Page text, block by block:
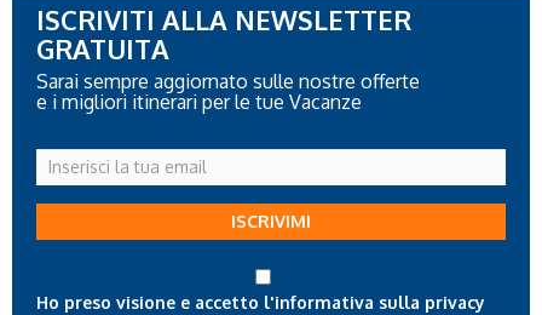
ISCRIVITI ALLA NEWSLETTER
GRATUITA
Sarai sempre aggiornato sulle nostre offerte
e i migliori itinerari per le tue Vacanze
Inserisci
la
tua
ISCRIVIMI
Ho preso visione e accetto l'informativa sulla privacy